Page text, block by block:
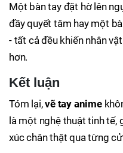
Một bàn tay đặt hờ lên
đầy quyết tâm hay một
- tất cả đều khiến nhân
hơn.
Kết luận
Tóm lại,vẽ tay anime
là một nghệ thuật tinh
xúc chân thật qua từng